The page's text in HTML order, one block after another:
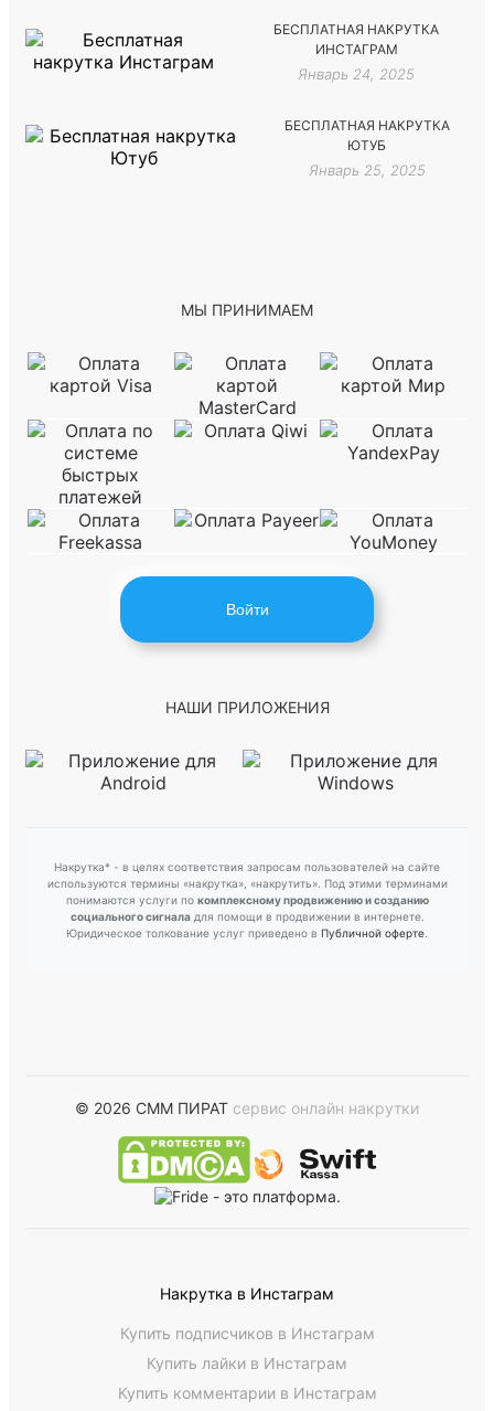
БЕСПЛАТНАЯ НАКРУТКА
ИНСТАГРАМ
Январь 24, 2025
БЕСПЛАТНАЯ НАКРУТКА
ЮТУБ
Январь 25, 2025
МЫ ПРИНИМАЕМ
Войти
НАШИ ПРИЛОЖЕНИЯ
Накрутка* - в целях соответствия запросам пользователей на сайте
используются термины «накрутка», «накрутить». Под этими терминами
понимаются услуги по комплексному продвижению и созданию
социального сигналадля помощи в продвижении в интернете.
Юридическое толкование услуг приведено в Публичной оферте
© 2026 СММ ПИРАТ сервис онлайн накрутки
Накрутка в Инстаграм
Купить подписчиков в Инстаграм
Купить лайки в Инстаграм
Купить комментарии в Инстаграм